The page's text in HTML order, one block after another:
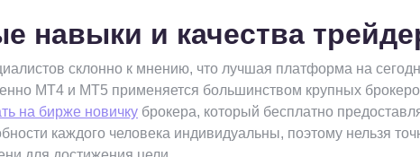
навыки и качества
склонно к мнению, что лучшая платформа на
МТ4 и MT5 применяется большинством крупных
на бирже новичку брокера, который бесплатно
каждого человека индивидуальны, поэтому нельзя